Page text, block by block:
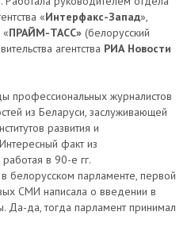
«Интерфакс-Запад»,
«ПРАЙМ-ТАСС» (белорусский
агентства РИА Новости
профессиональных журналистов
из Беларуси, заслуживающей
развития и
факт из
в 90-е гг.
белорусском парламенте, первой
СМИ написала о введении в
Да-да, тогда парламент принимал